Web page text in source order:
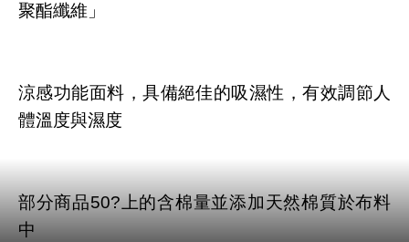
聚酯纖維」
涼感功能面料，具備絕佳的吸濕性，有效調節人
體溫度與濕度
部分商品50?上的含棉量並添加天然棉質於布料
中